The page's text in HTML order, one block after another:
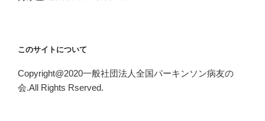
このサイトについて
Copyright@2020一般社団法人全国パーキンソン病友の
会.All Rights Rserved.